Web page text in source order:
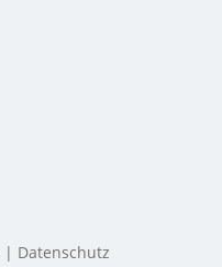
Datenschutz